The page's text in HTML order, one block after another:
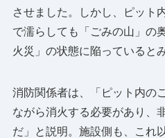
させました。しかし、ピット
で濡らしても「ごみの山」の
火災」の状態に陥っていると
消防関係者は、「ピット内の
ながら消火する必要があり、
だ」と説明。施設側も、これ